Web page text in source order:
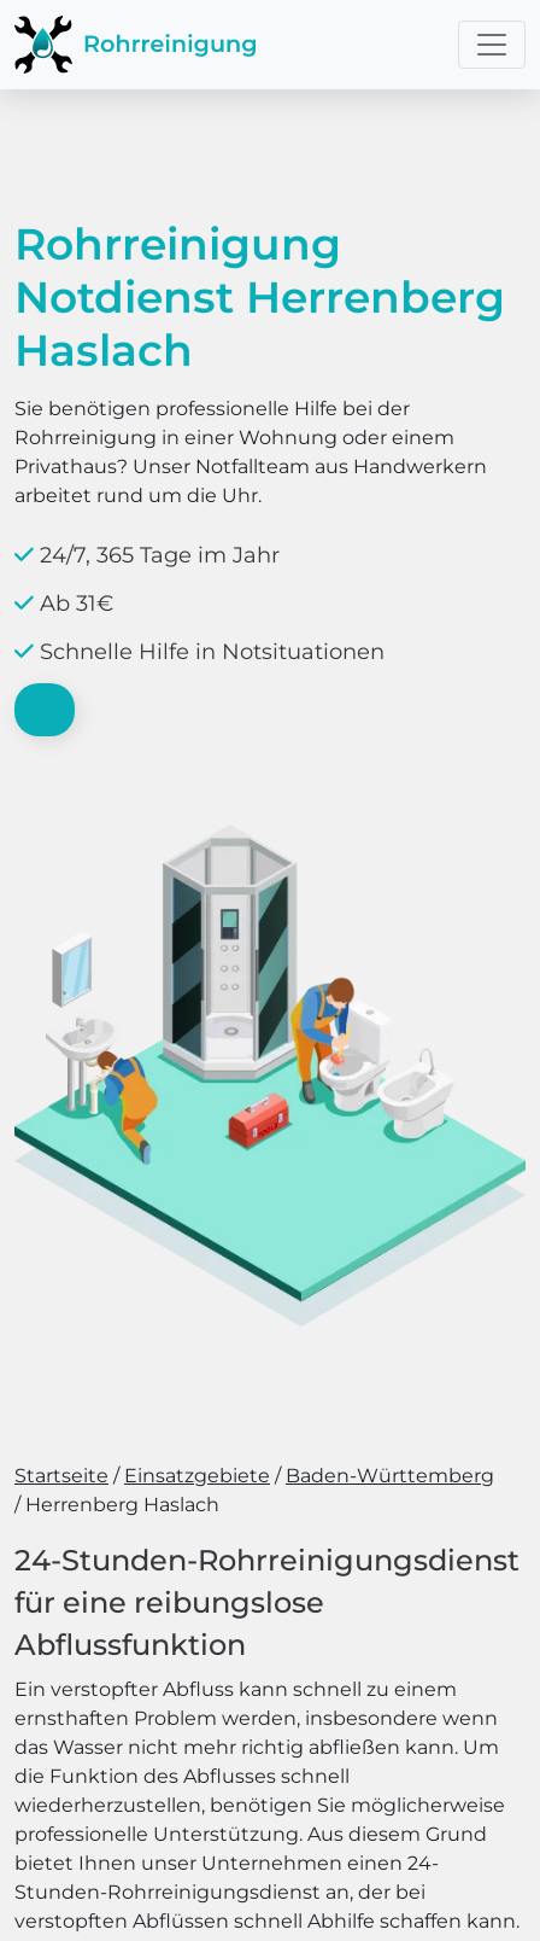
Rohrreinigung
Notdienst Herrenberg
Haslach
Sie benötigen professionelle Hilfe bei der
Rohrreinigung in einer Wohnung oder einem
Privathaus? Unser Notfallteam aus Handwerkern
arbeitet rund um die Uhr.
24/7, 365 Tage im Jahr
Ab 31€
Schnelle Hilfe in Notsituationen
Startseite Einsatzgebiete
Baden-Württemberg
Herrenberg Haslach
24-Stunden-Rohrreinigungsdienst
für eine reibungslose
Abflussfunktion
Ein verstopfter Abfluss kann schnell zu einem
ernsthaften Problem werden, insbesondere wenn
das Wasser nicht mehr richtig abfließen kann. Um
die Funktion des Abflusses schnell
wiederherzustellen, benötigen Sie möglicherweise
professionelle Unterstützung. Aus diesem Grund
bietet Ihnen unser Unternehmen einen 24-
Stunden-Rohrreinigungsdienst an, der bei
verstopften Abflüssen schnell Abhilfe schaffen kann.